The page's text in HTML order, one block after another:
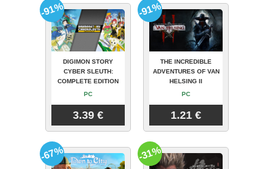
DIGIMON STORY
CYBER SLEUTH:
COMPLETE EDITION
PC
3.39 €
-91%
THE INCREDIBLE
ADVENTURES OF VAN
HELSING II
PC
1.21 €
-91%
-67% -31%